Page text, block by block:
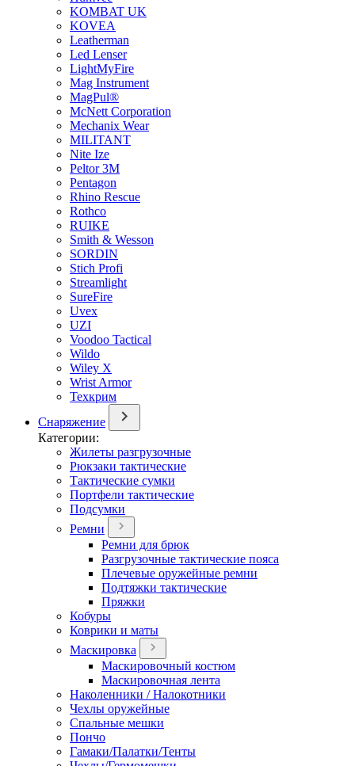
KOMBAT UK
KOVEA
Leatherman
Led Lenser
LightMyFire
Mag Instrument
MagPul®
McNett Corporation
Mechanix Wear
MILITANT
Nite Ize
Peltor 3M
Pentagon
Rhino Rescue
Rothco
RUIKE
Smith & Wesson
SORDIN
Stich Profi
Streamlight
SureFire
Uvex
UZI
Voodoo Tactical
Wildo
Wiley X
Wrist Armor
Техкрим
Снаряжение
Категории:
Жилеты разгрузочные
Рюкзаки тактические
Тактические сумки
Портфели тактические
Подсумки
Ремни
Ремни для брюк
Разгрузочные тактические пояса
Плечевые оружейные ремни
Подтяжки тактические
Пряжки
Кобуры
Коврики и маты
Маскировка
Маскировочный костюм
Маскировочная лента
Наколенники / Налокотники
Чехлы оружейные
Спальные мешки
Пончо
Гамаки/Палатки/Тенты